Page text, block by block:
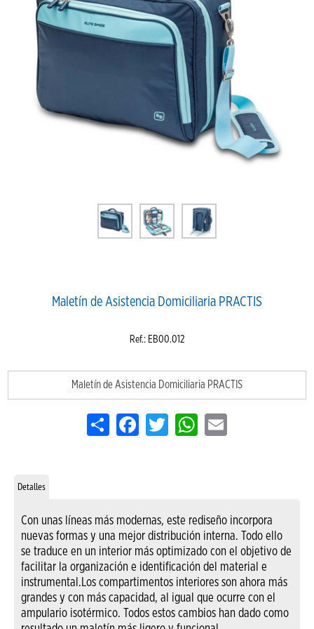
Maletín de Asistencia Domiciliaria PRACTIS
Ref.: EB00.012
Maletín de Asistencia Domiciliaria PRACTIS
Share FacebookTwitterWhatsAppEmail
Detalles
Con unas líneas más modernas, este rediseño incorpora
nuevas formas y una mejor distribución interna. Todo ello
se traduce en un interior más optimizado con el objetivo de
facilitar la organización e identificación del material e
instrumental.Los compartimentos interiores son ahora más
grandes y con más capacidad, al igual que ocurre con el
ampulario isotérmico. Todos estos cambios han dado como